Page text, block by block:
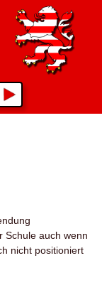
Schule auch wenn
nicht positioniert